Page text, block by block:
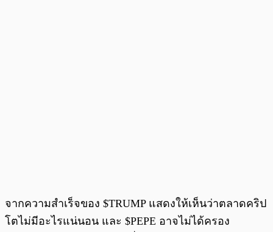
จากความสำเร็จของ $TRUMP แสดงให้เห็นว่าตลาดคริป
โตไม่มีอะไรแน่นอน และ $PEPE อาจไม่ได้ครอง